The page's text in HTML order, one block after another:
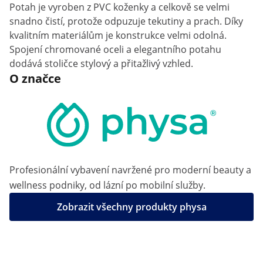
Potah je vyroben z PVC koženky a celkově se velmi
snadno čistí, protože odpuzuje tekutiny a prach. Díky
kvalitním materiálům je konstrukce velmi odolná.
Spojení chromované oceli a elegantního potahu
dodává stoličce stylový a přitažlivý vzhled.
O značce
Profesionální vybavení navržené pro moderní beauty a
wellness podniky, od lázní po mobilní služby.
Zobrazit všechny produkty physa